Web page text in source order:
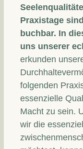
Praxistage
buchbar. In
uns unserer
erkunden
folgenden
essenzielle
Macht zu sein.
wir die